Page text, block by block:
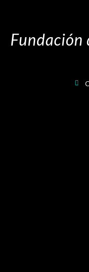
Fundación